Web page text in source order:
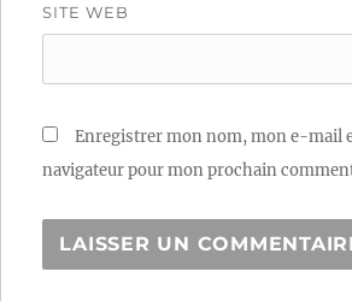
SITE WEB
Enregistrer mon nom, mon e-mail
navigateur pour mon prochain